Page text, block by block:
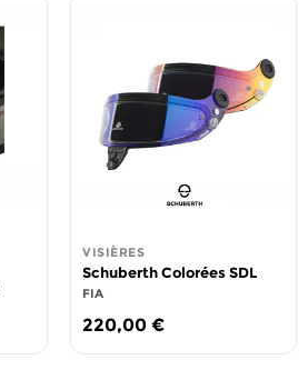
VISIÈRES
Schuberth Colorées SDL
FIA
220,00 €